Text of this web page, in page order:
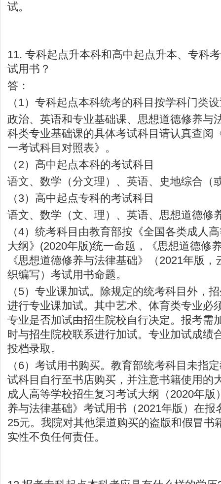
试。
11. 专科起点升本科和高中起点升本、专科
试用书？
答：
（1）专科起点本科统考的科目按学科门类
政治、英语和专业基础课、思想道德修养与
科类专业基础课的具体考试科目请认真查阅
一考试科目对照表》。
（2）高中起点本科的考试科目
语文、数学（分文理）、英语、史地综合（
（3）高中起点专科的考试科目
语文、数学（文、理）、英语、思想道德修
（4）统考科目由教育部按《全国各类成人
大纲》(2020年版)统一命题，《思想道德修
《思想道德修养与法律基础》（2021年版
织编写）考试用书命题。
（5）专业课加试。除规定的统考科目外，
进行专业课加试。其中艺术、体育类专业必
专业是否加试由招生院校自行决定。报考需
时与招生院校联系进行加试。专业加试成绩
投档录取。
（6）考试用书购买。教育部统考科目未指
试科目自行至书店购买，并注意书籍使用的
成人高等学校招生复习考试大纲（2020年版
养与法律基础》考试用书（2021年版）在报
25元。我院对其他渠道购买的盗版和假冒书
实性不负任何责任。